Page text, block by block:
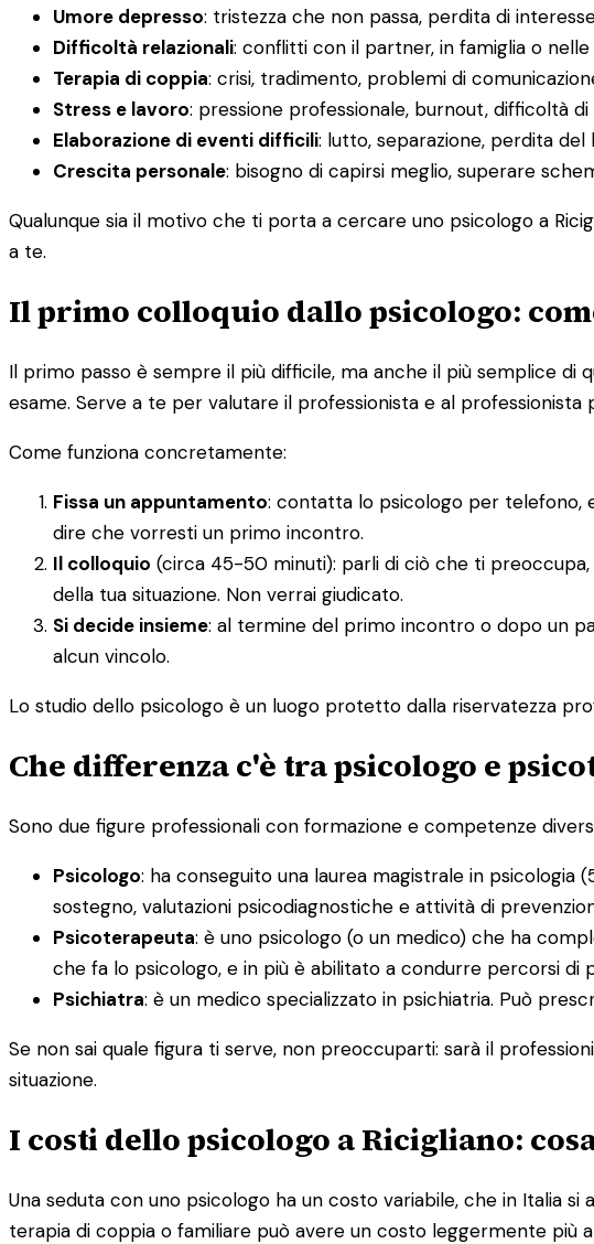
Umore depresso: tristezza che non passa, perdita di
Difficoltà relazionali: conflitti con il partner, in famiglia o nelle
Terapia di coppia: crisi, tradimento, problemi di
Stress e lavoro: pressione professionale, burnout, difficoltà
Elaborazione di eventi difficili: lutto, separazione, perdita del
Crescita personale: bisogno di capirsi meglio, superare
Qualunque sia il motivo che ti porta a cercare uno psicologo a
a te.
Il primo colloquio dallo psicologo:
Il primo passo è sempre il più difficile, ma anche il più semplice
esame. Serve a te per valutare il professionista e al
Come funziona concretamente:
Fissa un appuntamento: contatta lo psicologo per telefono,
dire che vorresti un primo incontro.
Il colloquio (circa 45-50 minuti): parli di ciò che ti
della tua situazione. Non verrai giudicato.
Si decide insieme: al termine del primo incontro o dopo un
alcun vincolo.
Lo studio dello psicologo è un luogo protetto dalla riservatezza
Che differenza c'è tra psicologo e
Sono due figure professionali con formazione e competenze
Psicologo: ha conseguito una laurea magistrale in psicologia
sostegno, valutazioni psicodiagnostiche e attività di
Psicoterapeuta: è uno psicologo (o un medico) che ha
che fa lo psicologo, e in più è abilitato a condurre percorsi
Psichiatra: è un medico specializzato in psichiatria. Può
Se non sai quale figura ti serve, non preoccuparti: sarà il
situazione.
I costi dello psicologo a Ricigliano:
Una seduta con uno psicologo ha un costo variabile, che in Italia si
terapia di coppia o familiare può avere un costo leggermente più